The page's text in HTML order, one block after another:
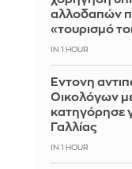
αλλοδαπών
«τουρισμό
IN 1 HOUR
Έντονη
Οικολόγων
κατηγόρησε
Γαλλίας
IN 1 HOUR